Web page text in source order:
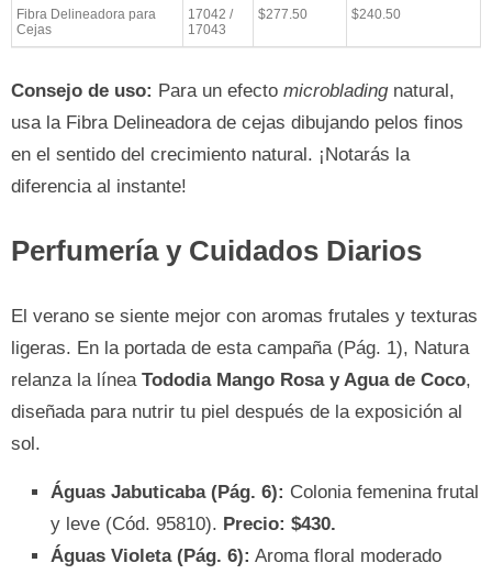
Fibra Delineadora para
Cejas
17042 /
17043
$277.50 $240.50
Consejo de uso: Para un efecto microbladingnatural,
usa la Fibra Delineadora de cejas dibujando pelos finos
en el sentido del crecimiento natural. ¡Notarás la
diferencia al instante!
Perfumería y Cuidados Diarios
El verano se siente mejor con aromas frutales y texturas
ligeras. En la portada de esta campaña (Pág. 1), Natura
relanza la línea Tododia Mango Rosa y Agua de Coco,
diseñada para nutrir tu piel después de la exposición al
sol.
Águas Jabuticaba (Pág. 6): Colonia femenina frutal
y leve (Cód. 95810). Precio: $430.
Águas Violeta (Pág. 6): Aroma floral moderado